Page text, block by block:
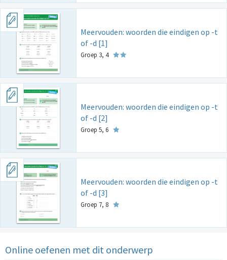
Meervouden: woorden die eindigen op -t
of -d [1]
Groep 3, 4
Meervouden: woorden die eindigen op -t
of -d [2]
Groep 5, 6
Meervouden: woorden die eindigen op -t
of -d [3]
Groep 7, 8
Online oefenen met dit onderwerp